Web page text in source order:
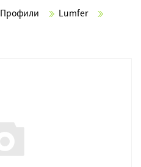
Профили Lumfer